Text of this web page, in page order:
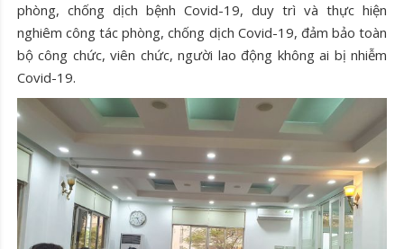
phòng, chống dịch bệnh Covid-19, duy trì và thực hiện
nghiêm công tác phòng, chống dịch Covid-19, đảm bảo toàn
bộ công chức, viên chức, người lao động không ai bị nhiễm
Covid-19.